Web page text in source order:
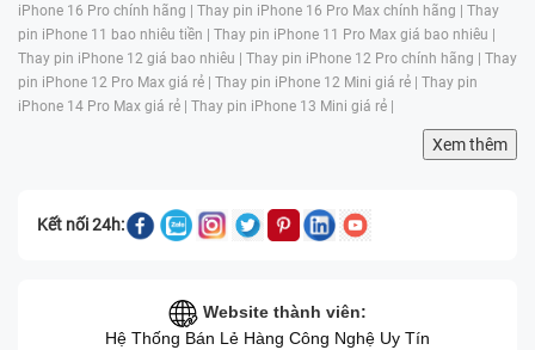
iPhone 16 Pro chính hãng | Thay pin iPhone 16 Pro Max chính hãng | Thay
pin iPhone 11 bao nhiêu tiền | Thay pin iPhone 11 Pro Max giá bao nhiêu |
Thay pin iPhone 12 giá bao nhiêu | Thay pin iPhone 12 Pro chính hãng | Thay
pin iPhone 12 Pro Max giá rẻ | Thay pin iPhone 12 Mini giá rẻ | Thay pin
iPhone 14 Pro Max giá rẻ | Thay pin iPhone 13 Mini giá rẻ |
Xem thêm
Kết nối 24h:
Website thành viên:
Hệ Thống Bán Lẻ Hàng Công Nghệ Uy Tín